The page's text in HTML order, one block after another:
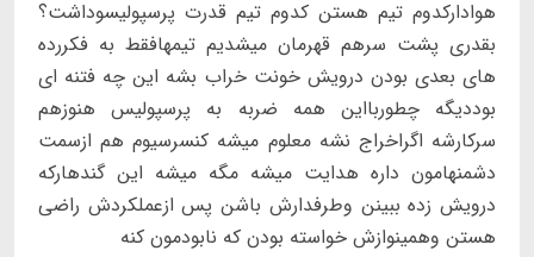
هوادارکدوم تیم هستن کدوم تیم قدرت پرسپولیسوداشت؟
بقدری پشت سرهم قهرمان میشدیم تیمهافقط به فکررده
های بعدی بودن درویش خونت خراب بشه این چه فتنه ای
بوددیگه چطوربااین همه ضربه به پرسپولیس هنوزهم
سرکارشه اگراخراج نشه معلوم میشه کنسرسیوم هم ازسمت
دشمنهامون داره هدایت میشه مگه میشه این گندهارکه
درویش زده ببینن وطرفدارش باشن پس ازعملکردش راضی
هستن وهمینوازش خواسته بودن که نابودمون کنه